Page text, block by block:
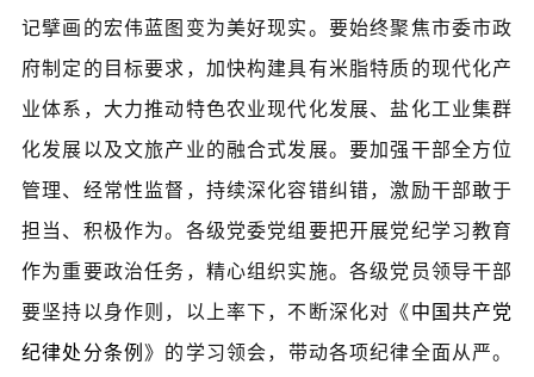
记擘画的宏伟蓝图变为美好现实。要始终聚焦市委市政
府制定的目标要求，加快构建具有米脂特质的现代化产
业体系，大力推动特色农业现代化发展、盐化工业集群
化发展以及文旅产业的融合式发展。要加强干部全方位
管理、经常性监督，持续深化容错纠错，激励干部敢于
担当、积极作为。各级党委党组要把开展党纪学习教育
作为重要政治任务，精心组织实施。各级党员领导干部
要坚持以身作则，以上率下，不断深化对《中国共产党
纪律处分条例》的学习领会，带动各项纪律全面从严。